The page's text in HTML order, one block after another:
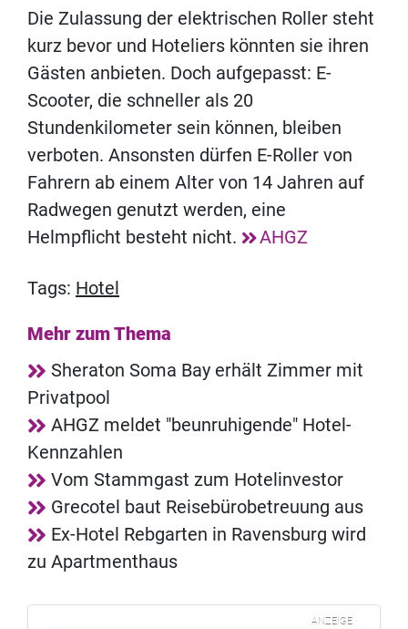
Die Zulassung der elektrischen Roller steht
kurz bevor und Hoteliers könnten sie ihren
Gästen anbieten. Doch aufgepasst: E-
Scooter, die schneller als 20
Stundenkilometer sein können, bleiben
verboten. Ansonsten dürfen E-Roller von
Fahrern ab einem Alter von 14 Jahren auf
Radwegen genutzt werden, eine
Helmpflicht besteht nicht.
AHGZ
Tags: Hotel
Mehr zum Thema
Sheraton Soma Bay erhält Zimmer mit
Privatpool
AHGZ meldet "beunruhigende" Hotel-
Kennzahlen
Vom Stammgast zum Hotelinvestor
Grecotel baut Reisebürobetreuung aus
Ex-Hotel Rebgarten in Ravensburg wird
zu Apartmenthaus
ANZEIGE